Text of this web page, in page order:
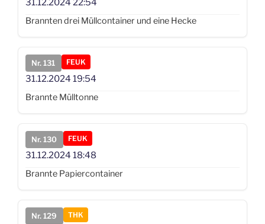
31.12.2024 22:54
Brannten drei Müllcontainer und eine Hecke
Nr. 131 FEUK
31.12.2024 19:54
Brannte Mülltonne
Nr. 130 FEUK
31.12.2024 18:48
Brannte Papiercontainer
Nr. 129 THK